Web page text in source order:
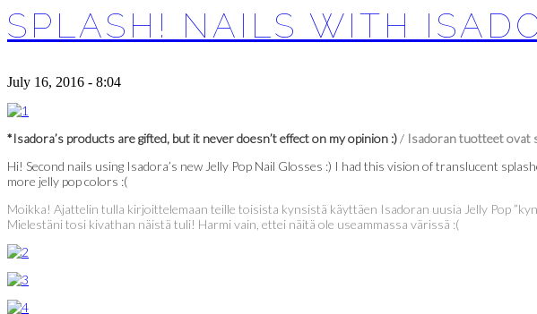
SPLASH! NAILS WITH
July 16, 2016 - 8:04
*Isadora’s products are gifted, but it never doesn’t effect on my opinion :)/ Isadoran tuotteet ovat
Hi! Second nails using Isadora’s new Jelly Pop Nail Glosses :) I had this vision of translucent
more jelly pop colors :(
Moikka! Ajattelin tulla kirjoittelemaan teille toisista kynsistä käyttäen Isadoran uusia Jelly Pop
Mielestäni tosi kivathan näistä tuli! Harmi vain, ettei näitä ole useammassa värissä :(